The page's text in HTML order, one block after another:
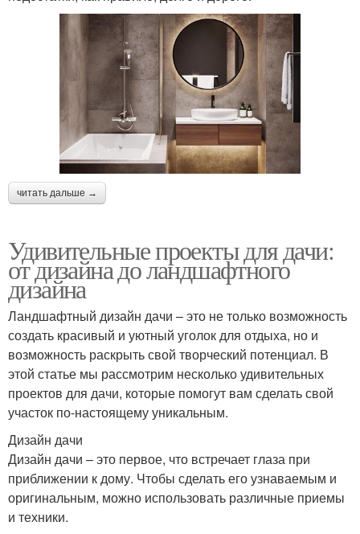
читать дальше →
Удивительные проекты для дачи:
от дизайна до ландшафтного
дизайна
Ландшафтный дизайн дачи – это не только возможность
создать красивый и уютный уголок для отдыха, но и
возможность раскрыть свой творческий потенциал. В
этой статье мы рассмотрим несколько удивительных
проектов для дачи, которые помогут вам сделать свой
участок по-настоящему уникальным.
Дизайн дачи
Дизайн дачи – это первое, что встречает глаза при
приближении к дому. Чтобы сделать его узнаваемым и
оригинальным, можно использовать различные приемы
и техники.